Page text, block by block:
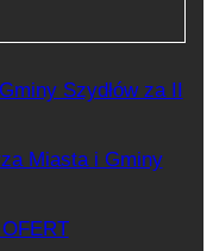
Szydłów za II
Miasta i Gminy